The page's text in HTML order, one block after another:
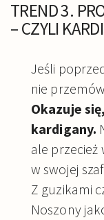
TREND 3.
– CZYLI
Jeśli
nie
Okazuje
kardigany.
ale przecież
w swojej
Z guzikami
Noszony